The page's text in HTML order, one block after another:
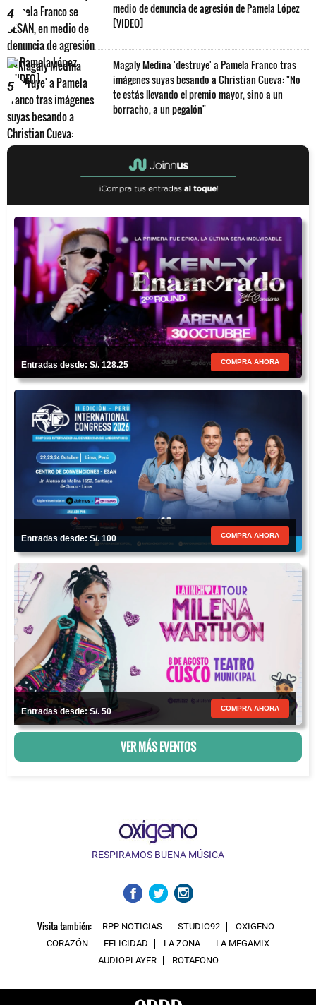
4
medio de denuncia de agresión de Pamela López
[VIDEO]
5
Magaly Medina 'destruye' a Pamela Franco tras
imágenes suyas besando a Christian Cueva: "No
te estás llevando el premio mayor, sino a un
borracho, a un pegalón"
Entradas desde: S/. 128.25 COMPRA AHORA
Entradas desde: S/. 100 COMPRA AHORA
Entradas desde: S/. 50 COMPRA AHORA
VER MÁS EVENTOS
RESPIRAMOS BUENA MÚSICA
Visita también: RPP NOTICIAS STUDIO92
OXIGENO
CORAZÓN
FELICIDAD LA ZONA
LA MEGAMIX
AUDIOPLAYER
ROTAFONO